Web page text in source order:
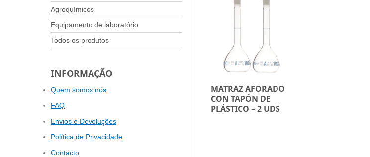
Agroquímicos
Equipamento de laboratório
Todos os produtos
INFORMAÇÃO
Quem somos nós
FAQ
Envios e Devoluções
Política de Privacidade
Contacto
MATRAZ AFORADO
CON TAPÓN DE
PLÁSTICO – 2 UDS